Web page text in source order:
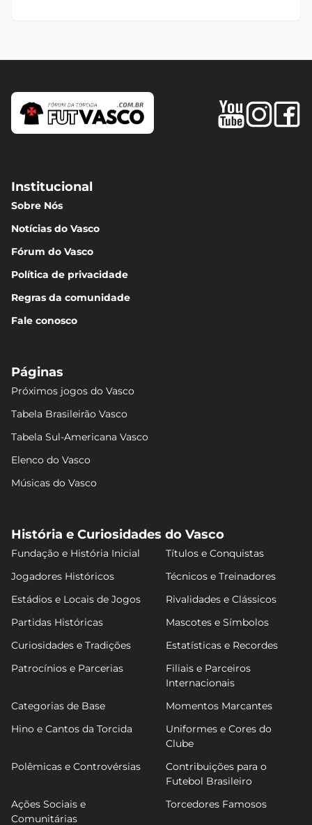
Institucional
Sobre Nós
Notícias do Vasco
Fórum do Vasco
Política de privacidade
Regras da comunidade
Fale conosco
Páginas
Próximos jogos do Vasco
Tabela Brasileirão Vasco
Tabela Sul-Americana Vasco
Elenco do Vasco
Músicas do Vasco
História e Curiosidades do Vasco
Fundação e História Inicial
Títulos e Conquistas
Jogadores Históricos
Técnicos e Treinadores
Estádios e Locais de Jogos
Rivalidades e Clássicos
Partidas Históricas
Mascotes e Símbolos
Curiosidades e Tradições
Estatísticas e Recordes
Patrocínios e Parcerias
Filiais e Parceiros
Internacionais
Categorias de Base
Momentos Marcantes
Hino e Cantos da Torcida
Uniformes e Cores do
Clube
Polêmicas e Controvérsias
Contribuições para o
Futebol Brasileiro
Ações Sociais e
Comunitárias
Torcedores Famosos